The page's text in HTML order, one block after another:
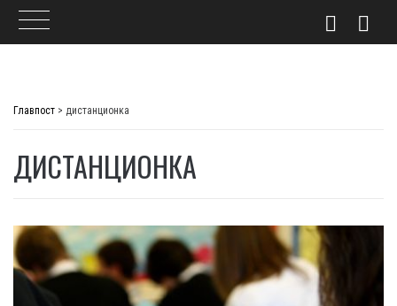
Главпост > дистанционка
ДИСТАНЦИОНКА